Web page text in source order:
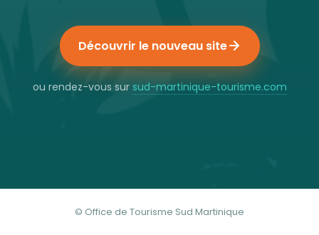
Découvrir le nouveau site
ou rendez-vous sur sud-martinique-tourisme.com
© Office de Tourisme Sud Martinique